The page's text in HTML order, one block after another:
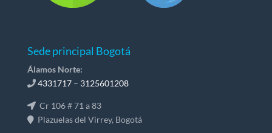
Sede principal Bogotá
Álamos Norte:
4331717– 3125601208
Cr 106 # 71 a 83
Plazuelas del Virrey, Bogotá